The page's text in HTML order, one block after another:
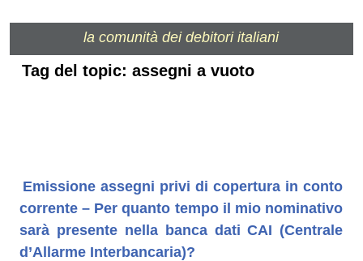
la comunità dei debitori italiani
Tag del topic: assegni a vuoto
Emissione assegni privi di copertura in conto
corrente – Per quanto tempo il mio nominativo
sarà presente nella banca dati CAI (Centrale
d’Allarme Interbancaria)?